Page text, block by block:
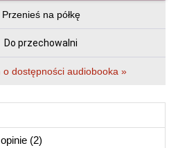
Przenieś na półkę
Do przechowalni
o dostępności audiobooka »
(2)